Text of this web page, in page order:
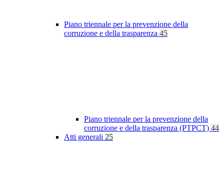
Piano triennale per la prevenzione della
corruzione e della trasparenza 45
Piano triennale per la prevenzione della
corruzione e della trasparenza (PTPCT) 44
Atti generali 25